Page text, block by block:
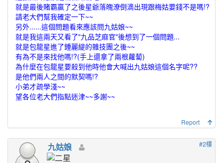
就是最後賭霸贏了之後星爺落魄潦倒滴出現跟梅姑要錢不是嗎!?
請老大們幫我確定一下~~
另外......這個問題看來應該問九姑娘~~
就是我這兩天又看了"九品芝麻官"後想到了一個問題...
就是包龍星進了鍾麗緹的雜技團之後~~
有為不是來找他嗎!?(手上還拿了兩根蘿蔔)
為什麼在包龍星要殺到他時他會大喊出九姑娘這個名字呢??
是他們兩人之間的默契嗎!?
小弟才疏學淺~~
望各位老大們指點迷津~~多謝~~
Report
#2樓
九姑娘